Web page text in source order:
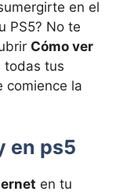
en ⁣el​
PS5? No ⁤te
Cómo ver
todas‍ tus
comience la
en ps5
‌en tu‍